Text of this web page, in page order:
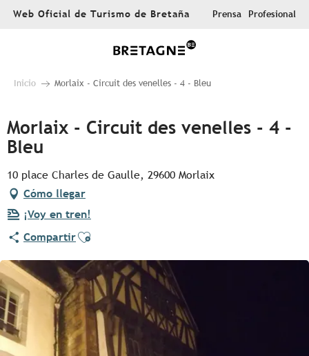
AllerWeb Oficial de Turismo de Bretaña Prensa Profesional
Inicio Morlaix - Circuit des venelles - 4 - Bleu
Morlaix - Circuit des venelles - 4 -
Bleu
10 place Charles de Gaulle, 29600 Morlaix
Cómo llegar
¡Voy en tren!
CompartirAjouter aux favoris